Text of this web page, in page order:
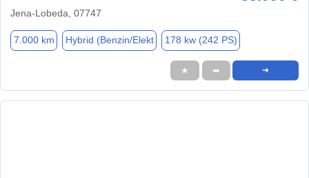
Jena-Lobeda, 07747
7.000 km Hybrid (Benzin/Elekt 178 kw (242 PS)
★ ➦ ➜